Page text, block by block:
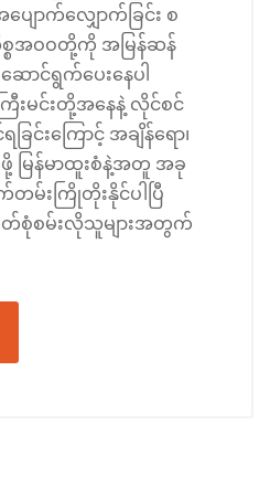
ပျောက်လျှောက်ခြင်း စ
အဝဝတို့ကို အမြန်ဆန်
ာင်ရွက်ပေးနေပါ
ြီးမင်းတို့အနေနဲ့ လိုင်စင်
ြင်းကြောင့် အချိန်ရော၊
မြန်မာထူးစံနဲ့အတူ အခု
မ်းကြိုတိုးနိုင်ပါပြီ
စိတ်စုံစမ်းလိုသူများအတွက်